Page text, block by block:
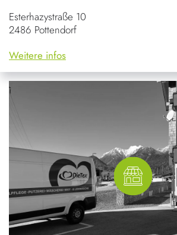
Esterhazystraße 10
2486 Pottendorf
Weitere infos